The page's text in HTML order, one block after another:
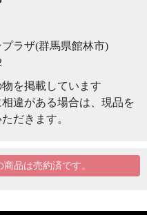
ラザ(群馬県館林市)
を掲載しています
違がある場合は、現品を
だきます。
商品は売約済です。